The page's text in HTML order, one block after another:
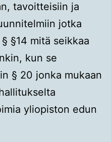
tavoitteisiin ja
jotka
§14 mitä seikkaa
kun se
§ 20 jonka mukaan
yliopiston edun